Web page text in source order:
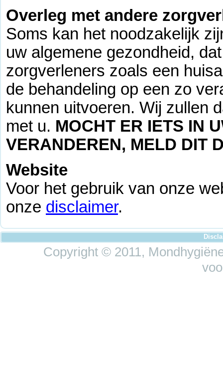
Overleg met andere
Soms kan het noodzakelijk
uw algemene gezondheid,
zorgverleners zoals een
de behandeling op een zo
kunnen uitvoeren. Wij zullen
met u. MOCHT ER IETS IN
VERANDEREN, MELD DIT
Website
Voor het gebruik van onze
onze disclaimer.
Copyright © 2011,